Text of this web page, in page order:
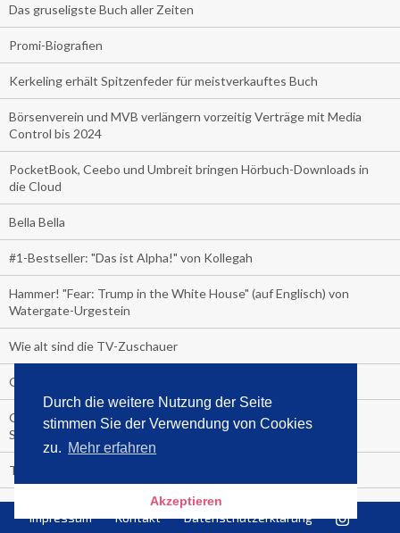
Durch die weitere Nutzung der Seite
stimmen Sie der Verwendung von Cookies
zu. Mehr erfahren
Akzeptieren
Das gruseligste Buch aller Zeiten
Promi-Biografien
Kerkeling erhält Spitzenfeder für meistverkauftes Buch
Börsenverein und MVB verlängern vorzeitig Verträge mit Media
Control bis 2024
PocketBook, Ceebo und Umbreit bringen Hörbuch-Downloads in
die Cloud
Bella Bella
#1-Bestseller: "Das ist Alpha!" von Kollegah
Hammer! "Fear: Trump in the White House" (auf Englisch) von
Watergate-Urgestein
Wie alt sind die TV-Zuschauer
Geisterfahrer auf Überholspur
Gegen Einsamkeit: Single-Haushalte schauen täglich fast 6
Stunden TV
TV-Quote:
Italienisches Kochbuch schießt auf Nummer 1 in Deutschland,
Österreich und Schweiz
Impressum Kontakt Datenschutzerklärung